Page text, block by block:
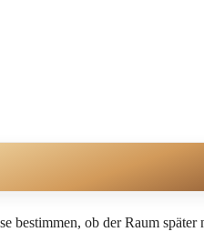
bestimmen, ob der Raum später